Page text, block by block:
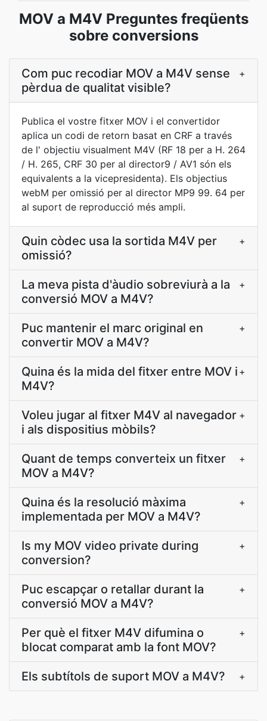
MOV a M4V Preguntes freqüents
sobre conversions
Com puc recodiar MOV a M4V sense
pèrdua de qualitat visible?
+
Publica el vostre fitxer MOV i el convertidor
aplica un codi de retorn basat en CRF a través
de l' objectiu visualment M4V (RF 18 per a H. 264
/ H. 265, CRF 30 per al director9 / AV1 són els
equivalents a la vicepresidenta). Els objectius
webM per omissió per al director MP9 99. 64 per
al suport de reproducció més ampli.
Quin còdec usa la sortida M4V per
omissió?
+
La meva pista d'àudio sobreviurà a la
conversió MOV a M4V?
+
Puc mantenir el marc original en
convertir MOV a M4V?
+
Quina és la mida del fitxer entre MOV i
M4V?
+
Voleu jugar al fitxer M4V al navegador
i als dispositius mòbils?
+
Quant de temps converteix un fitxer
MOV a M4V?
+
Quina és la resolució màxima
implementada per MOV a M4V?
+
Is my MOV video private during
conversion?
+
Puc escapçar o retallar durant la
conversió MOV a M4V?
+
Per què el fitxer M4V difumina o
blocat comparat amb la font MOV?
+
Els subtítols de suport MOV a M4V? +